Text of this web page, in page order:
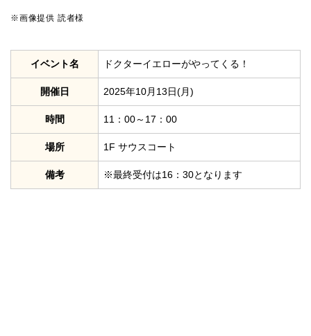
※画像提供 読者様
イベント名 ドクターイエローがやってくる！
開催日 2025年10月13日(月)
時間 11：00～17：00
場所 1F サウスコート
備考 ※最終受付は16：30となります